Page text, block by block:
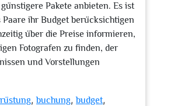
Pakete anbieten. Es ist
Paare ihr Budget berücksichtigen
über die Preise informieren,
Fotografen zu finden, der
und Vorstellungen
,buchung,budget,